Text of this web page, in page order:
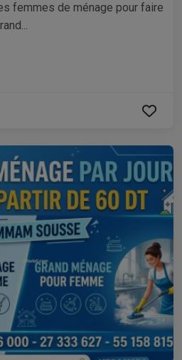
femmes de ménage pour faire